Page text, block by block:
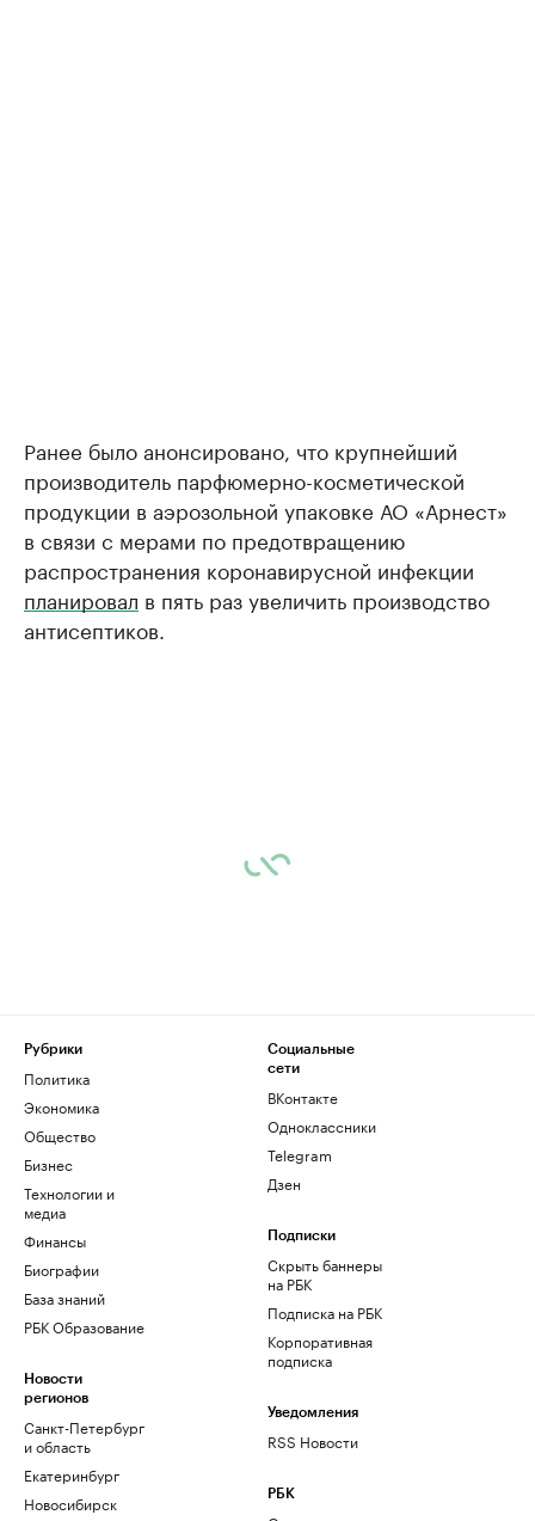
Ранее было анонсировано, что крупнейший
производитель парфюмерно-косметической
продукции в аэрозольной упаковке АО «Арнест»
в связи с мерами по предотвращению
распространения коронавирусной инфекции
планировал в пять раз увеличить производство
антисептиков.
Рубрики
Политика
Экономика
Общество
Бизнес
Технологии и
медиа
Финансы
Биографии
База знаний
РБК Образование
Новости
регионов
Санкт-Петербург
и область
Екатеринбург
Новосибирск
Социальные
сети
ВКонтакте
Одноклассники
Telegram
Дзен
Подписки
Скрыть баннеры
на РБК
Подписка на РБК
Корпоративная
подписка
Уведомления
RSS Новости
РБК